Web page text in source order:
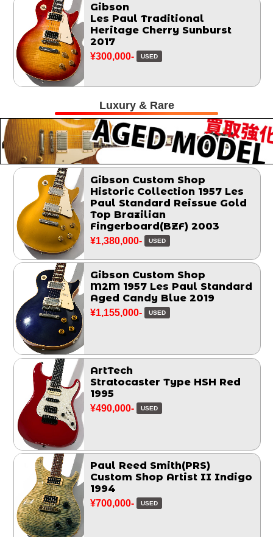
Gibson
Les Paul Traditional
Heritage Cherry Sunburst
2017
¥300,000- USED
Luxury & Rare
Gibson Custom Shop
Historic Collection 1957 Les
Paul Standard Reissue Gold
Top Brazilian
Fingerboard(BZF) 2003
¥1,380,000- USED
Gibson Custom Shop
M2M 1957 Les Paul Standard
Aged Candy Blue 2019
¥1,155,000- USED
ArtTech
Stratocaster Type HSH Red
1995
¥490,000- USED
Paul Reed Smith(PRS)
Custom Shop Artist II Indigo
1994
¥700,000- USED